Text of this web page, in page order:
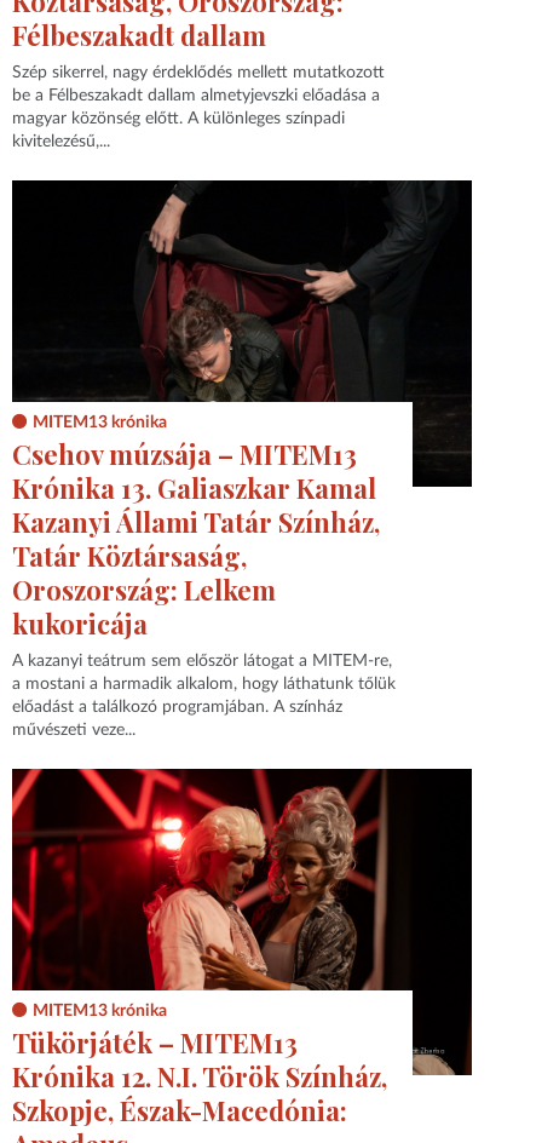
Félbeszakadt dallam
Szép sikerrel, nagy érdeklődés mellett mutatkozott
be a Félbeszakadt dallam almetyjevszki előadása a
magyar közönség előtt. A különleges színpadi
kivitelezésű,...
MITEM13 krónika
Csehov múzsája – MITEM13
Krónika 13. Galiaszkar Kamal
Kazanyi Állami Tatár Színház,
Tatár Köztársaság,
Oroszország: Lelkem
kukoricája
A kazanyi teátrum sem először látogat a MITEM-re,
a mostani a harmadik alkalom, hogy láthatunk tőlük
előadást a találkozó programjában. A színház
művészeti veze...
MITEM13 krónika
Tükörjáték – MITEM13
Krónika 12. N.I. Török Színház,
Szkopje, Észak-Macedónia: